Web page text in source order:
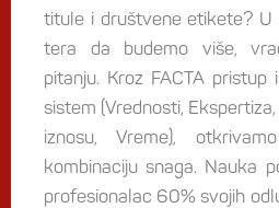
titule i društvene etikete? U
tera da budemo više,
pitanju. Kroz FACTA pristup
sistem (Vrednosti,
iznosu, Vreme),
kombinaciju snaga. Nauka
profesionalac 60% svojih